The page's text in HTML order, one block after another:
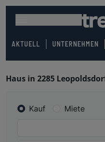
AKTUELL UNTERNEHMEN
Haus in 2285
Kauf Miete